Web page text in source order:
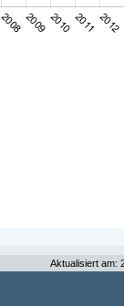
Aktualisiert am: